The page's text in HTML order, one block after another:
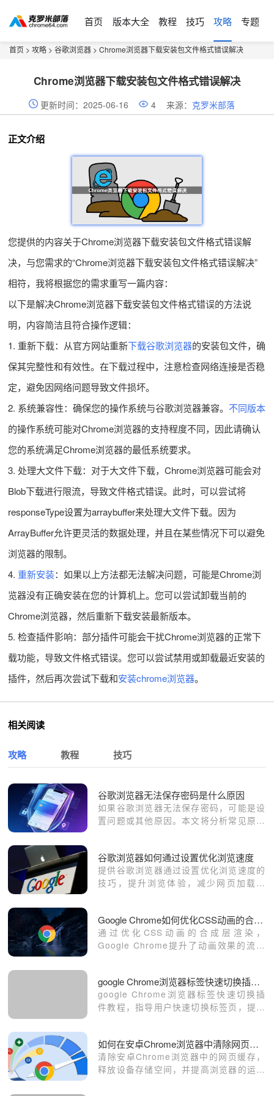
首页 版本大全 教程 技巧 攻略 专题
首页 > 攻略 > 谷歌浏览器 > Chrome浏览器下载安装包文件格式错误解决
Chrome浏览器下载安装包文件格式错误解决
更新时间：2025-06-16 4 来源： 克罗米部落
正文介绍
您提供的内容关于Chrome浏览器下载安装包文件格式错误解
决，与您需求的“Chrome浏览器下载安装包文件格式错误解决”
相符，我将根据您的需求重写一篇内容：
以下是解决Chrome浏览器下载安装包文件格式错误的方法说
明，内容简洁且符合操作逻辑：
1. 重新下载：从官方网站重新下载谷歌浏览器的安装包文件，确
保其完整性和有效性。在下载过程中，注意检查网络连接是否稳
定，避免因网络问题导致文件损坏。
2. 系统兼容性：确保您的操作系统与谷歌浏览器兼容。 不同版本
的操作系统可能对Chrome浏览器的支持程度不同，因此请确认
您的系统满足Chrome浏览器的最低系统要求。
3. 处理大文件下载：对于大文件下载，Chrome浏览器可能会对
Blob下载进行限流，导致文件格式错误。此时，可以尝试将
responseType设置为arraybuffer来处理大文件下载。因为
ArrayBuffer允许更灵活的数据处理，并且在某些情况下可以避免
浏览器的限制。
4. 重新安装：如果以上方法都无法解决问题，可能是Chrome浏
览器没有正确安装在您的计算机上。您可以尝试卸载当前的
Chrome浏览器，然后重新下载安装最新版本。
5. 检查插件影响：部分插件可能会干扰Chrome浏览器的正常下
载功能，导致文件格式错误。您可以尝试禁用或卸载最近安装的
插件，然后再次尝试下载和安装chrome浏览器。
相关阅读
攻略 教程 技巧
谷歌浏览器无法保存密码是什么原因
如果谷歌浏览器无法保存密码，可能是设
置问题或其他原因。本文将分析常见原因
谷歌浏览器如何通过设置优化浏览速度
提供谷歌浏览器通过设置优化浏览速度的
技巧，提升浏览体验，减少网页加载时
Google Chrome如何优化CSS动画的合成层渲染
通过优化CSS动画的合成层渲染，
Google Chrome提升了动画效果的流畅
google Chrome浏览器标签快速切换插件教程
google Chrome浏览器标签快速切换插
件教程，指导用户快速切换标签页，提升
如何在安卓Chrome浏览器中清除网页缓存来释放存储空间
清除安卓Chrome浏览器中的网页缓存，
释放设备存储空间，并提高浏览器的运行